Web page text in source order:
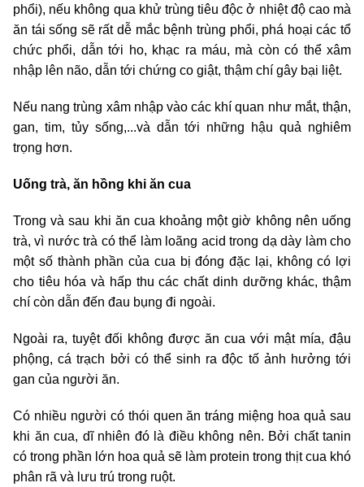
phổi), nếu không qua khử trùng tiêu độc ở nhiệt độ cao mà
ăn tái sống sẽ rất dễ mắc bệnh trùng phổi, phá hoại các tổ
chức phổi, dẫn tới ho, khạc ra máu, mà còn có thể xâm
nhập lên não, dẫn tới chứng co giật, thậm chí gây bại liệt.
Nếu nang trùng xâm nhập vào các khí quan như mắt, thận,
gan, tim, tủy sống,...và dẫn tới những hậu quả nghiêm
trọng hơn.
Uống trà, ăn hồng khi ăn cua
Trong và sau khi ăn cua khoảng một giờ không nên uống
trà, vì nước trà có thể làm loãng acid trong dạ dày làm cho
một số thành phần của cua bị đóng đặc lại, không có lợi
cho tiêu hóa và hấp thu các chất dinh dưỡng khác, thậm
chí còn dẫn đến đau bụng đi ngoài.
Ngoài ra, tuyệt đối không được ăn cua với mật mía, đậu
phộng, cá trạch bởi có thể sinh ra độc tố ảnh hưởng tới
gan của người ăn.
Có nhiều người có thói quen ăn tráng miệng hoa quả sau
khi ăn cua, dĩ nhiên đó là điều không nên. Bởi chất tanin
có trong phần lớn hoa quả sẽ làm protein trong thịt cua khó
phân rã và lưu trú trong ruột.